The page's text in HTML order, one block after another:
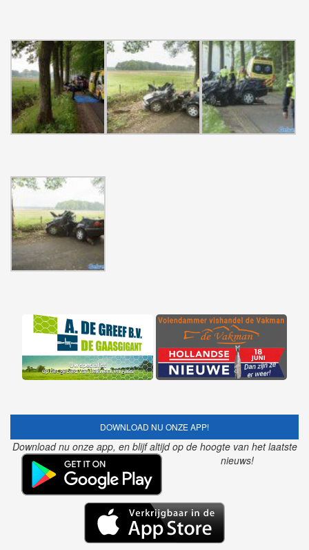
DOWNLOAD NU ONZE APP!
Download nu onze app, en blijf altijd op de hoogte van het laatste
nieuws!